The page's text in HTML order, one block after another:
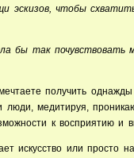
эскизов, чтобы
бы так почувствовать
получить
люди, медитируя,
к восприятию и
искусство или просто